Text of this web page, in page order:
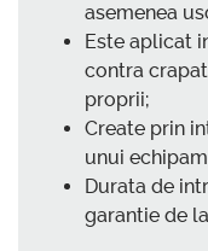
asemenea
Este aplicat
contra
proprii;
Create prin
unui
Durata de
garantie de